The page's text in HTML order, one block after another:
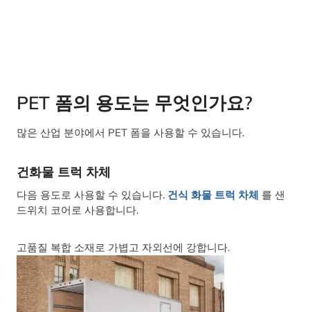
PET 폼의 용도는 무엇인가요?
많은 산업 분야에서 PET 폼을 사용할 수 있습니다.
건화물 트럭 차체
다음 용도로 사용할 수 있습니다. 건식 화물 트럭 차체 를 샌
드위치 코어로 사용합니다.
고품질 복합 소재로 가볍고 자외선에 강합니다.